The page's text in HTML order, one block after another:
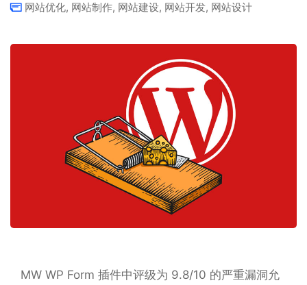
网站优化, 网站制作, 网站建设, 网站开发, 网站设计
MW WP Form 插件中评级为 9.8/10 的严重漏洞允